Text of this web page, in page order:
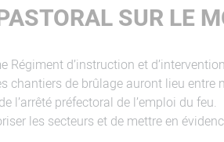
SUR LE
Régiment d’instruction et
chantiers de brûlage auront lieu
l’arrêté préfectoral de l’emploi du feu.
les secteurs et de mettre en